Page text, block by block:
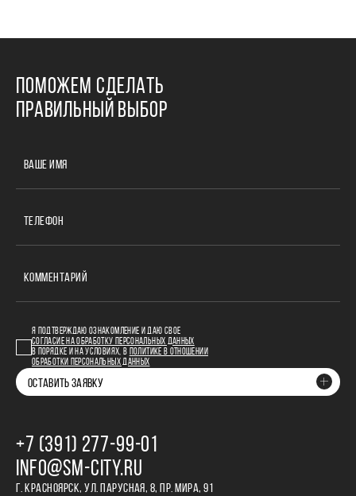
ПОМОЖЕМ СДЕЛАТЬ
ПРАВИЛЬНЫЙ ВЫБОР
ВАШЕ ИМЯ
ТЕЛЕФОН
КОММЕНТАРИЙ
Я ПОДТВЕРЖДАЮ ОЗНАКОМЛЕНИЕ И ДАЮ СВОЕ
СОГЛАСИЕ НА ОБРАБОТКУ ПЕРСОНАЛЬНЫХ ДАННЫХ
В ПОРЯДКЕ И НА УСЛОВИЯХ, В
ПОЛИТИКЕ В ОТНОШЕНИИ
ОБРАБОТКИ ПЕРСОНАЛЬНЫХ ДАННЫХ
ОСТАВИТЬ ЗАЯВКУ
+7 (391) 277‒99‒01
INFO@SM-CITY.RU
Г. КРАСНОЯРСК, УЛ. ПАРУСНАЯ, 8, ПР. МИРА, 91